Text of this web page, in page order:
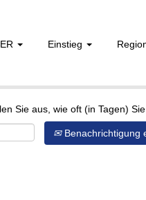
Einstieg
Mehr Optionen anzeigen
Sie aus, wie oft (in Tagen)
Benachrichtigung